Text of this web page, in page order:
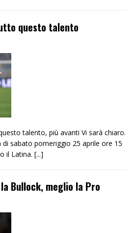
questo talento
talento, più avanti Vi sarà chiaro.
di sabato pomeriggio 25 aprile ore 15
il Latina. [...]
Bullock, meglio la Pro